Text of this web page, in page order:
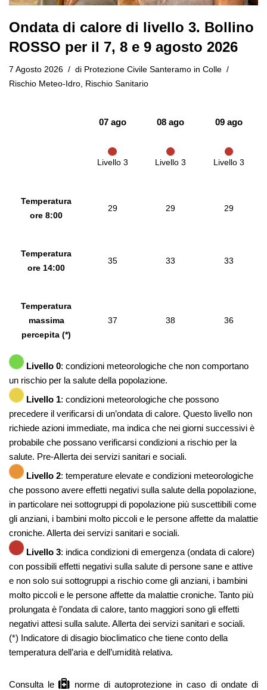
Ondata di calore di livello 3. Bollino
ROSSO per il 7, 8 e 9 agosto 2026
7 Agosto 2026 di Protezione Civile Santeramo in Colle
Rischio Meteo-Idro
Rischio Sanitario
07 ago 08 ago 09 ago
Livello 3 Livello 3 Livello 3
Temperatura
ore 8:00
29 29 29
Temperatura
ore 14:00
35 33 33
Temperatura
massima
percepita (*)
37 38 36
Livello 0: condizioni meteorologiche che non comportano
un rischio per la salute della popolazione.
Livello 1: condizioni meteorologiche che possono
precedere il verificarsi di un’ondata di calore. Questo livello non
richiede azioni immediate, ma indica che nei giorni successivi è
probabile che possano verificarsi condizioni a rischio per la
salute. Pre-Allerta dei servizi sanitari e sociali.
Livello 2: temperature elevate e condizioni meteorologiche
che possono avere effetti negativi sulla salute della popolazione,
in particolare nei sottogruppi di popolazione più suscettibili come
gli anziani, i bambini molto piccoli e le persone affette da malattie
croniche. Allerta dei servizi sanitari e sociali.
Livello 3: indica condizioni di emergenza (ondata di calore)
con possibili effetti negativi sulla salute di persone sane e attive
e non solo sui sottogruppi a rischio come gli anziani, i bambini
molto piccoli e le persone affette da malattie croniche. Tanto più
prolungata è l’ondata di calore, tanto maggiori sono gli effetti
negativi attesi sulla salute. Allerta dei servizi sanitari e sociali.
(*) Indicatore di disagio bioclimatico che tiene conto della
temperatura dell’aria e dell’umidità relativa.
Consulta le norme di autoprotezione in caso di ondate di